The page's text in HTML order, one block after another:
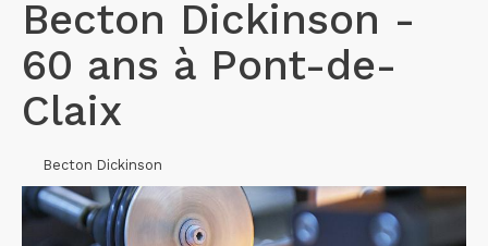
Becton Dickinson -
60 ans à Pont-de-
Claix
Becton Dickinson